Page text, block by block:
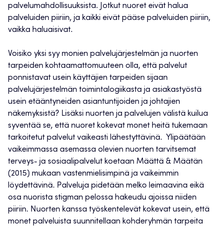
palvelumahdollisuuksista. Jotkut nuoret eivät halua
palveluiden piiriin, ja kaikki eivät pääse palveluiden piiriin,
vaikka haluaisivat.
Voisiko yksi syy monien palvelujärjestelmän ja nuorten
tarpeiden kohtaamattomuuteen olla, että palvelut
ponnistavat usein käyttäjien tarpeiden sijaan
palvelujärjestelmän toimintalogiikasta ja asiakastyöstä
usein etääntyneiden asiantuntijoiden ja johtajien
näkemyksistä? Lisäksi nuorten ja palvelujen välistä kuilua
syventää se, että nuoret kokevat monet heitä tukemaan
tarkoitetut palvelut vaikeasti lähestyttävinä. Ylipäätään
vaikeimmassa asemassa olevien nuorten tarvitsemat
terveys- ja sosiaalipalvelut koetaan Määttä & Määtän
(2015) mukaan vastenmielisimpinä ja vaikeimmin
löydettävinä. Palveluja pidetään melko leimaavina eikä
osa nuorista stigman pelossa hakeudu ajoissa niiden
piiriin. Nuorten kanssa työskentelevät kokevat usein, että
monet palveluista suunnitellaan kohderyhmän tarpeita